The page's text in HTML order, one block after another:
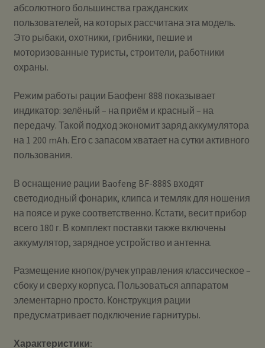
абсолютного большинства гражданских
пользователей, на которых рассчитана эта модель.
Это рыбаки, охотники, грибники, пешие и
моторизованные туристы, строители, работники
охраны.
Режим работы рации Баофенг 888 показывает
индикатор: зелёный – на приём и красный – на
передачу. Такой подход экономит заряд аккумулятора
на 1 200 mAh. Его с запасом хватает на сутки активного
пользования.
В оснащение рации Baofeng BF-888S входят
светодиодный фонарик, клипса и темляк для ношения
на поясе и руке соответственно. Кстати, весит прибор
всего 180 г. В комплект поставки также включены
аккумулятор, зарядное устройство и антенна.
Размещение кнопок/ручек управления классическое –
сбоку и сверху корпуса. Пользоваться аппаратом
элементарно просто. Конструкция рации
предусматривает подключение гарнитуры.
Характеристики: